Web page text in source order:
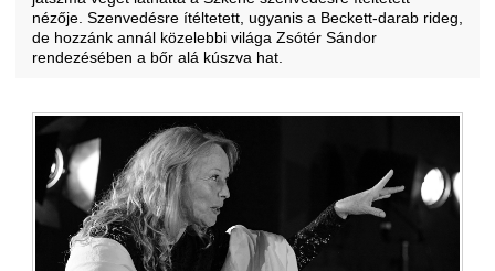
nézője. Szenvedésre ítéltetett, ugyanis a Beckett-darab rideg,
de hozzánk annál közelebbi világa Zsótér Sándor
rendezésében a bőr alá kúszva hat.